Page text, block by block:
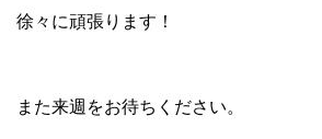
徐々に頑張ります！
また来週をお待ちください。